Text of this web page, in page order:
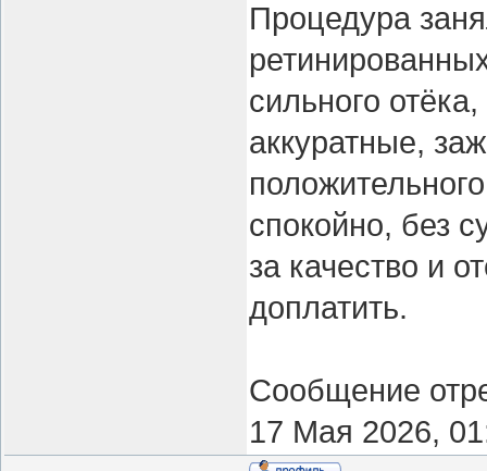
Процедура
сильного
аккуратные,
спокойно, без
за качество и
доплатить.
Сообщение
17 Мая 2026,